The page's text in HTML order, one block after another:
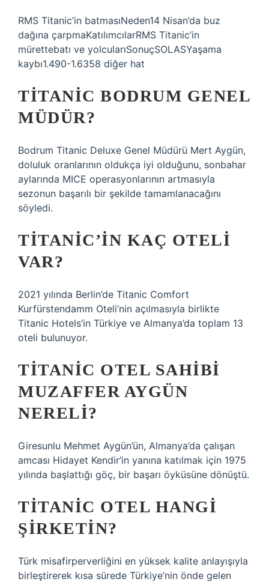
RMS Titanic’in batmasıNeden14 Nisan’da buz
dağına çarpmaKatılımcılarRMS Titanic’in
mürettebatı ve yolcularıSonuçSOLASYaşama
kaybı1.490-1.6358 diğer hat
TITANIC BODRUM GENEL
MÜDÜR?
Bodrum Titanic Deluxe Genel Müdürü Mert Aygün,
doluluk oranlarının oldukça iyi olduğunu, sonbahar
aylarında MICE operasyonlarının artmasıyla
sezonun başarılı bir şekilde tamamlanacağını
söyledi.
TITANIC’IN KAÇ OTELI
VAR?
2021 yılında Berlin’de Titanic Comfort
Kurfürstendamm Oteli’nin açılmasıyla birlikte
Titanic Hotels’in Türkiye ve Almanya’da toplam 13
oteli bulunuyor.
TITANIC OTEL SAHIBI
MUZAFFER AYGÜN
NERELI?
Giresunlu Mehmet Aygün’ün, Almanya’da çalışan
amcası Hidayet Kendir’in yanına katılmak için 1975
yılında başlattığı göç, bir başarı öyküsüne dönüştü.
TITANIC OTEL HANGI
ŞIRKETIN?
Türk misafirperverliğini en yüksek kalite anlayışıyla
birleştirerek kısa sürede Türkiye’nin önde gelen